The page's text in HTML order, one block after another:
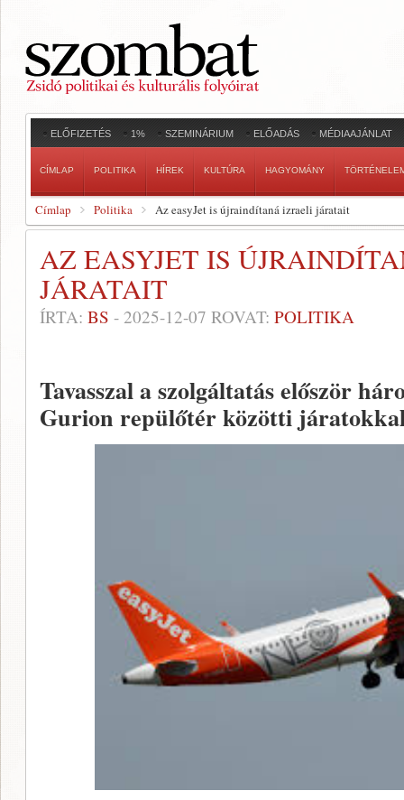
ELŐFIZETÉS 1% SZEMINÁRIUM ELŐADÁS MÉDIAAJÁNLAT
CÍMLAP POLITIKA HÍREK KULTÚRA HAGYOMÁNY
Címlap Politika Az easyJet is újraindítaná izraeli járatait
AZ EASYJET IS
JÁRATAIT
ÍRTA: BS - 2025-12-07 ROVAT: POLITIKA
Tavasszal a szolgáltatás először
Gurion repülőtér közötti